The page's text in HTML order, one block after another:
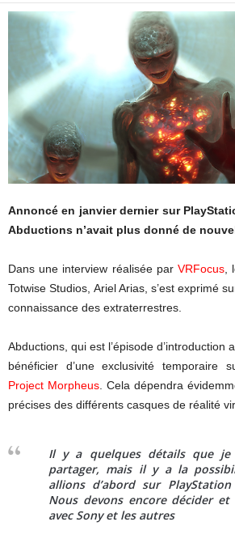
Annoncé en janvier dernier sur
Abductions n’avait plus donné de
Dans une interview réalisée par VRFocus,
Totwise Studios, Ariel Arias, s’est exprimé
connaissance des extraterrestres.
Abductions, qui est l’épisode d’introduction
bénéficier d’une exclusivité temporaire
Project Morpheus. Cela dépendra
précises des différents casques de réalité
Il y a quelques détails que
partager, mais il y a la
allions d’abord sur
Nous devons encore décider et
avec Sony et les autres